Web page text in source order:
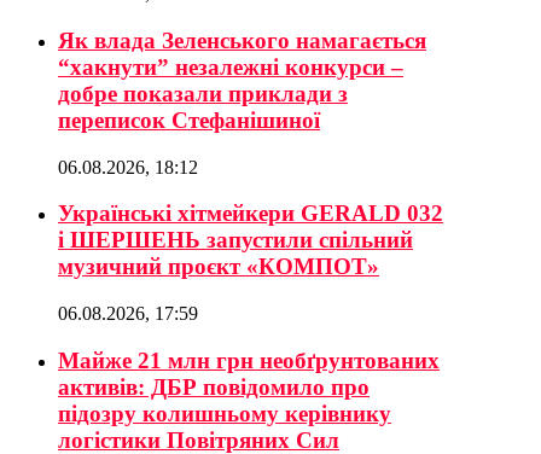
Як влада Зеленського намагається
“хакнути” незалежні конкурси –
добре показали приклади з
переписок Стефанішиної
06.08.2026, 18:12
Українські хітмейкери GERALD 032
і ШЕРШЕНЬ запустили спільний
музичний проєкт «КОМПОТ»
06.08.2026, 17:59
Майже 21 млн грн необґрунтованих
активів: ДБР повідомило про
підозру колишньому керівнику
логістики Повітряних Сил